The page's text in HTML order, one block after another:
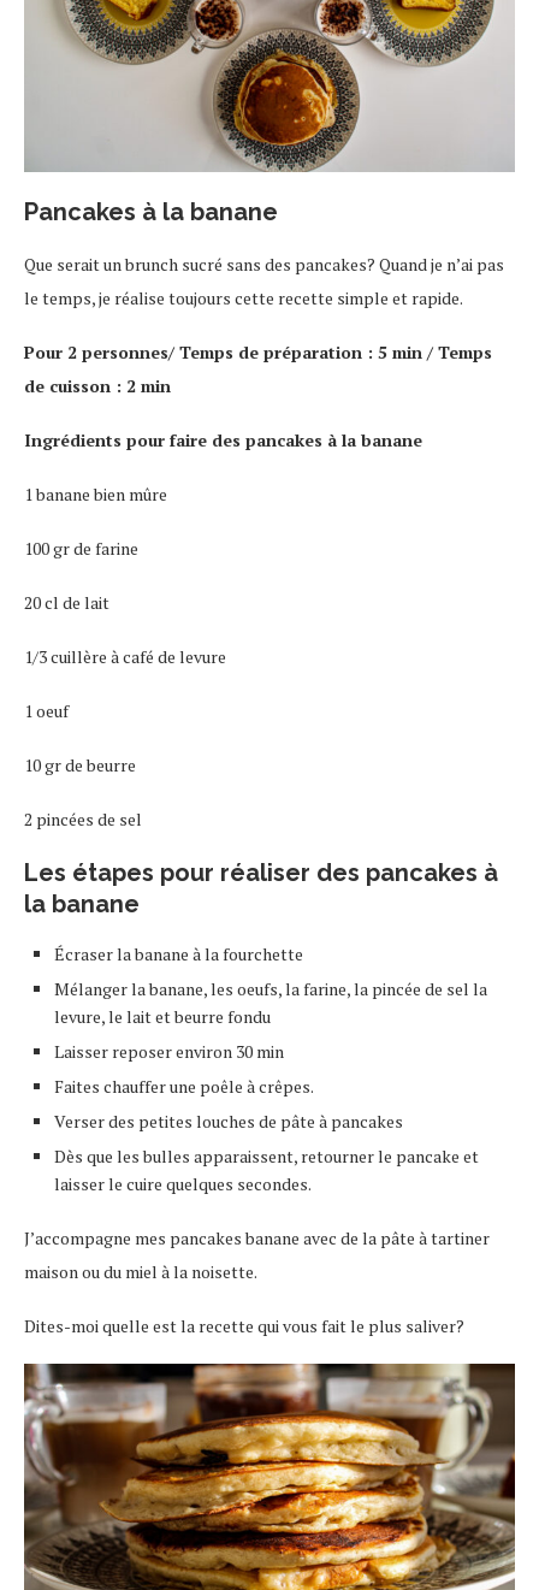
Pancakes à la banane
Que serait un brunch sucré sans des pancakes? Quand je n’ai pas
le temps, je réalise toujours cette recette simple et rapide.
Pour 2 personnes/ Temps de préparation : 5 min / Temps
de cuisson : 2 min
Ingrédients pour faire des pancakes à la banane
1 banane bien mûre
100 gr de farine
20 cl de lait
1/3 cuillère à café de levure
1 oeuf
10 gr de beurre
2 pincées de sel
Les étapes pour réaliser des pancakes à
la banane
Écraser la banane à la fourchette
Mélanger la banane, les oeufs, la farine, la pincée de sel la
levure, le lait et beurre fondu
Laisser reposer environ 30 min
Faites chauffer une poêle à crêpes.
Verser des petites louches de pâte à pancakes
Dès que les bulles apparaissent, retourner le pancake et
laisser le cuire quelques secondes.
J’accompagne mes pancakes banane avec de la pâte à tartiner
maison ou du miel à la noisette.
Dites-moi quelle est la recette qui vous fait le plus saliver?